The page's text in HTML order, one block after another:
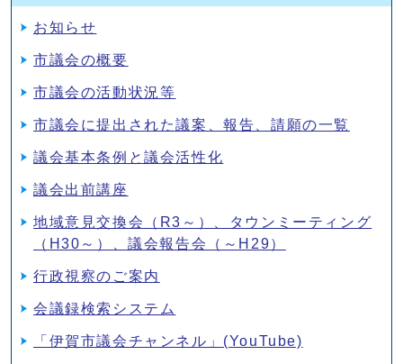
お知らせ
市議会の概要
市議会の活動状況等
市議会に提出された議案、報告、請願の一覧
議会基本条例と議会活性化
議会出前講座
地域意見交換会（R3～）、タウンミーティング
（H30～）、議会報告会（～H29）
行政視察のご案内
会議録検索システム
「伊賀市議会チャンネル」(YouTube)